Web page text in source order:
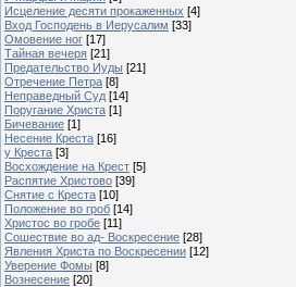
Исцеление десяти прокаженных [4]
Вход Господень в Иерусалим [33]
Омовение ног [17]
Тайная вечеря [21]
Предательство Иуды [21]
Отречение Петра [8]
Неправедный Суд [14]
Поругание Христа [1]
Бичевание [1]
Несение Креста [16]
у Креста [3]
Восхождение на Крест [5]
Распятие Христово [39]
Снятие с Креста [10]
Положение во гроб [14]
Христос во гробе [11]
Сошествие во ад- Воскресение [28]
Явления Христа по Воскресении [12]
Уверение Фомы [8]
Вознесение [20]